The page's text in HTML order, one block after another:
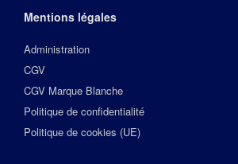
Mentions légales
Administration
CGV
CGV Marque Blanche
Politique de confidentialité
Politique de cookies (UE)